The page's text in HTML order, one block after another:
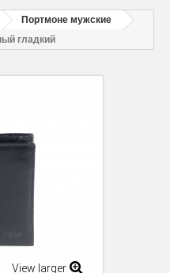
Портмоне мужские
гладкий
View larger